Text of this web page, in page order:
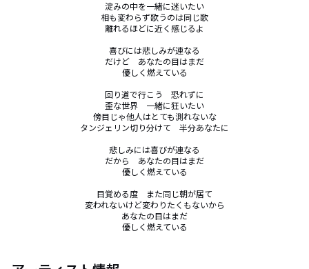
淀みの中を一緒に迷いたい
相も変わらず歌うのは同じ歌
離れるほどに近く感じるよ
喜びには悲しみが連なる
だけど　あなたの目はまだ
優しく燃えている
回り道で行こう　恐れずに
歪な世界　一緒に狂いたい
傍目じゃ他人はとても測れないな
タンジェリン切り分けて　半分あなたに
悲しみには喜びが連なる
だから　あなたの目はまだ
優しく燃えている
目覚める度　また同じ朝が居て
変われないけど変わりたくもないから
あなたの目はまだ
優しく燃えている